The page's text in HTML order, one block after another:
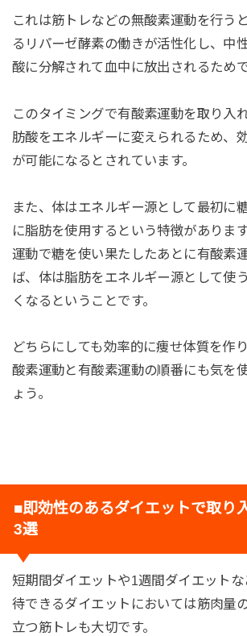
これは筋トレなどの無酸素運動を行う
るリパーゼ酵素の働きが活性化し、中
酸に分解されて血中に放出されるためで
このタイミングで有酸素運動を取り入
肪酸をエネルギーに変えられるため、
が可能になるとされています。
また、体はエネルギー源として最初に
に脂肪を使用するという特徴がありま
運動で糖を使い果たしたあとに有酸素
ば、体は脂肪をエネルギー源として使
くなるということです。
どちらにしても効率的に痩せ体質を作
酸素運動と有酸素運動の順番にも気を
ょう。
■即効性のあるダイエットで取り
3選
短期間ダイエットや1週間ダイエット
待できるダイエットにおいては筋肉量
立つ筋トレも大切です。